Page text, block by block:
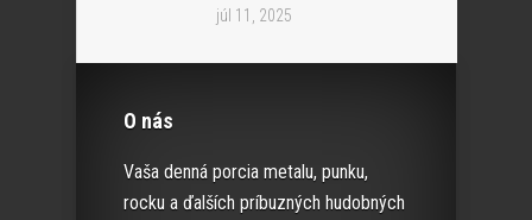
júl 11, 2025
O nás
Vaša denná porcia metalu, punku,
rocku a ďalších príbuzných hudobných